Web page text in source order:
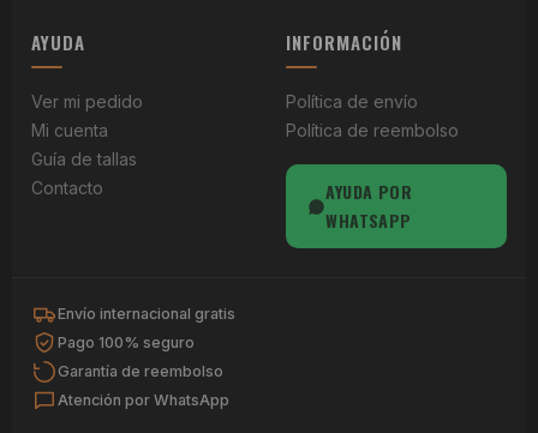
AYUDA
Ver mi pedido
Mi cuenta
Guía de tallas
Contacto
INFORMACIÓN
Política de envío
Política de reembolso
AYUDA POR
WHATSAPP
Envío internacional gratis
Pago 100% seguro
Garantía de reembolso
Atención por WhatsApp